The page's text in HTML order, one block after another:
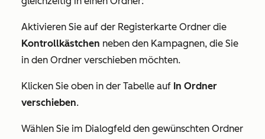
Aktivieren Sie auf der Registerkarte Ordner die
Kontrollkästchen neben den Kampagnen, die Sie
in den Ordner verschieben möchten.
Klicken Sie oben in der Tabelle auf In Ordner
verschieben.
Wählen Sie im Dialogfeld den gewünschten Ordner